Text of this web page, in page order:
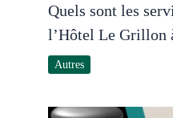
Quels sont les
l’Hôtel Le Grillon
Autres